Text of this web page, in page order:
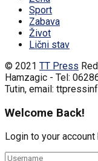
Sport
Zabava
Život
Lični stav
© 2021 TT Press
Hamzagic - Tel:
Tutin, email:
Welcome Back!
Login to your